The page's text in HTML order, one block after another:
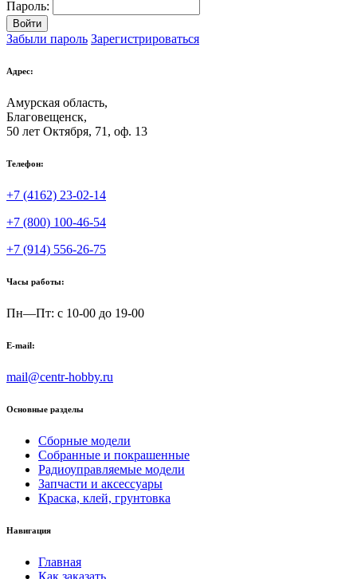
Пароль:
Войти
Забыли пароль Зарегистрироваться
Адрес:
Амурская область,
Благовещенск,
50 лет Октября, 71, оф. 13
Телефон:
+7 (4162) 23-02-14
+7 (800) 100-46-54
+7 (914) 556-26-75
Часы работы:
Пн—Пт: с 10-00 до 19-00
E-mail:
mail@centr-hobby.ru
Основные разделы
Сборные модели
Собранные и покрашенные
Радиоуправляемые модели
Запчасти и аксессуары
Краска, клей, грунтовка
Навигация
Главная
Как заказать